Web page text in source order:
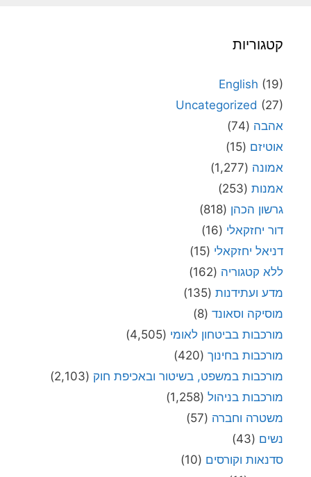
קטגוריות
English (19)
Uncategorized (27)
אהבה (74)
אוטיזם (15)
אמונה (1,277)
אמנות (253)
גרשון הכהן (818)
דור יחזקאלי (16)
דניאל יחזקאלי (15)
ללא קטגוריה (162)
מדע ועתידנות (135)
מוסיקה וסאונד (8)
מורכבות בביטחון לאומי (4,505)
מורכבות בחינוך (420)
מורכבות במשפט, בשיטור ובאכיפת חוק (2,103)
מורכבות בניהול (1,258)
משטרה וחברה (57)
נשים (43)
סדנאות וקורסים (10)